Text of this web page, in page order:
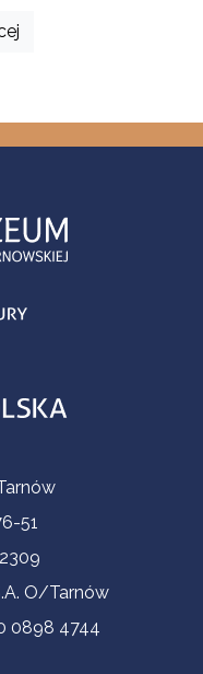
51
O/Tarnów
0898 4744